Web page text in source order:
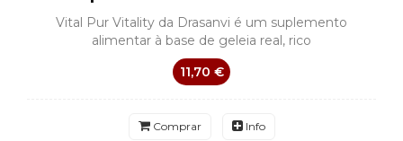
Vital Pur Vitality da Drasanvi é um suplemento
alimentar à base de geleia real, rico
11,70 €
Comprar Info